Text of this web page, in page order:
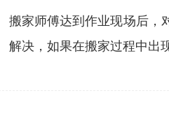
搬家师傅达到作业现场后，
解决，如果在搬家过程中出